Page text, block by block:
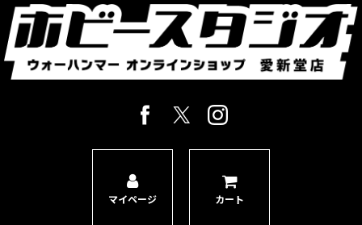
マイページ カート